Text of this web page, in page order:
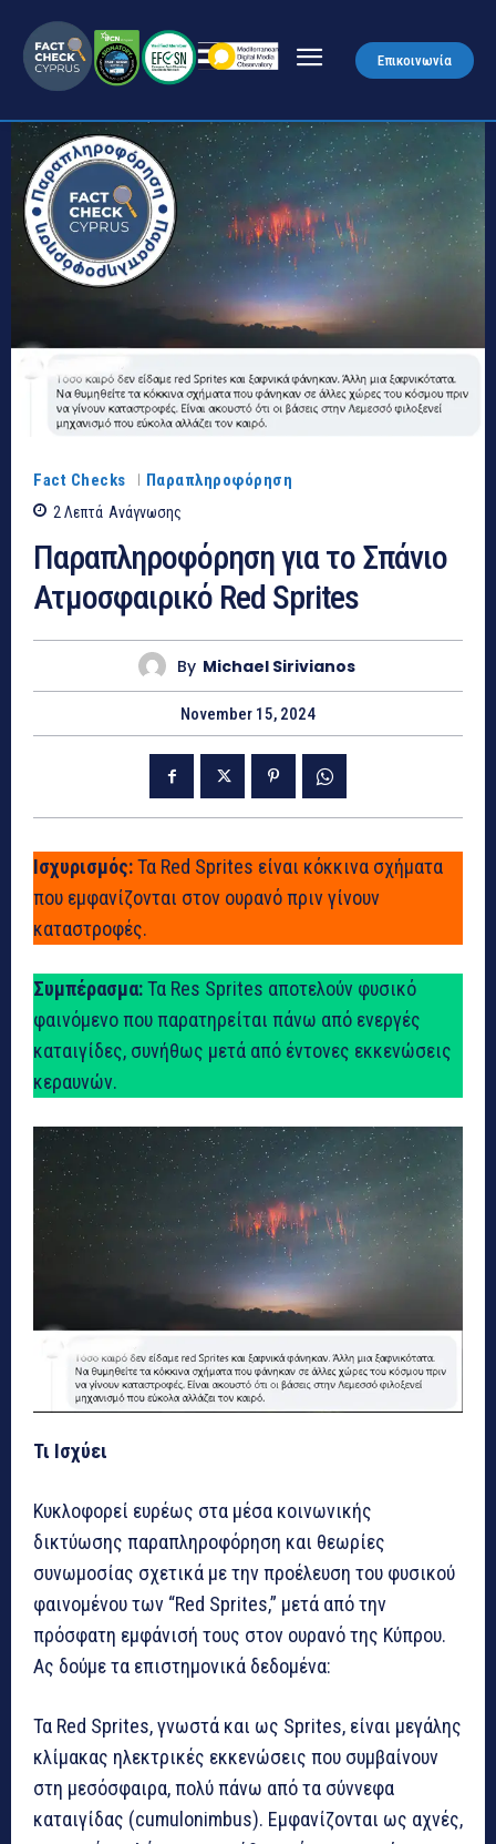
Επικοινωνία
Fact Checks Παραπληροφόρηση
2 Λεπτά Ανάγνωσης
Παραπληροφόρηση για το Σπάνιο
Ατμοσφαιρικό Red Sprites
By Michael Sirivianos
November 15, 2024
Ισχυρισμός:Τα Red Sprites είναι κόκκινα σχήματα
που εμφανίζονται στον ουρανό πριν γίνουν
καταστροφές.
Συμπέρασμα:Τα Res Sprites αποτελούν φυσικό
φαινόμενο που παρατηρείται πάνω από ενεργές
καταιγίδες, συνήθως μετά από έντονες εκκενώσεις
κεραυνών.
Τι Ισχύει
Κυκλοφορεί ευρέως στα μέσα κοινωνικής
δικτύωσης παραπληροφόρηση και θεωρίες
συνωμοσίας σχετικά με την προέλευση του φυσικού
φαινομένου των “Red Sprites,” μετά από την
πρόσφατη εμφάνισή τους στον ουρανό της Κύπρου.
Ας δούμε τα επιστημονικά δεδομένα:
Τα Red Sprites, γνωστά και ως Sprites, είναι μεγάλης
κλίμακας ηλεκτρικές εκκενώσεις που συμβαίνουν
στη μεσόσφαιρα, πολύ πάνω από τα σύννεφα
καταιγίδας (cumulonimbus). Εμφανίζονται ως αχνές,